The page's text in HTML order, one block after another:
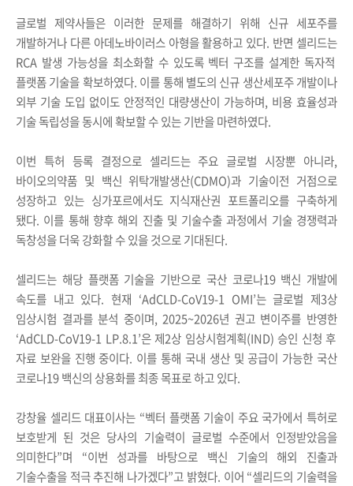
글로벌 제약사들은 이러한 문제를 해결하기 위해 신규 세포주를
개발하거나 다른 아데노바이러스 아형을 활용하고 있다. 반면 셀리드는
RCA 발생 가능성을 최소화할 수 있도록 벡터 구조를 설계한 독자적
플랫폼 기술을 확보하였다. 이를 통해 별도의 신규 생산세포주 개발이나
외부 기술 도입 없이도 안정적인 대량생산이 가능하며, 비용 효율성과
기술 독립성을 동시에 확보할 수 있는 기반을 마련하였다.
이번 특허 등록 결정으로 셀리드는 주요 글로벌 시장뿐 아니라,
바이오의약품 및 백신 위탁개발생산(CDMO)과 기술이전 거점으로
성장하고 있는 싱가포르에서도 지식재산권 포트폴리오를 구축하게
됐다. 이를 통해 향후 해외 진출 및 기술수출 과정에서 기술 경쟁력과
독창성을 더욱 강화할 수 있을 것으로 기대된다.
셀리드는 해당 플랫폼 기술을 기반으로 국산 코로나19 백신 개발에
속도를 내고 있다.현재 ‘AdCLD-CoV19-1 OMI’는 글로벌 제3상
임상시험 결과를 분석 중이며, 2025~2026년 권고 변이주를 반영한
‘AdCLD-CoV19-1 LP.8.1’은 제2상 임상시험계획(IND)승인 신청 후
자료 보완을 진행 중이다. 이를 통해 국내 생산 및 공급이 가능한 국산
코로나19백신의 상용화를 최종 목표로 하고 있다.
강창율 셀리드 대표이사는 “벡터 플랫폼 기술이 주요 국가에서 특허로
보호받게 된 것은 당사의 기술력이 글로벌 수준에서 인정받았음을
의미한다”며 “이번 성과를 바탕으로 백신 기술의 해외 진출과
기술수출을 적극 추진해 나가겠다”고 밝혔다. 이어 “셀리드의 기술력을